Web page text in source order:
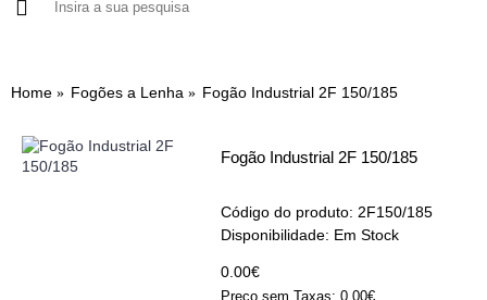
Home Fogões a Lenha Fogão Industrial 2F 150/185
Fogão Industrial 2F 150/185
Código do produto: 2F150/185
Disponibilidade: Em Stock
0.00€
Preço sem Taxas: 0.00€